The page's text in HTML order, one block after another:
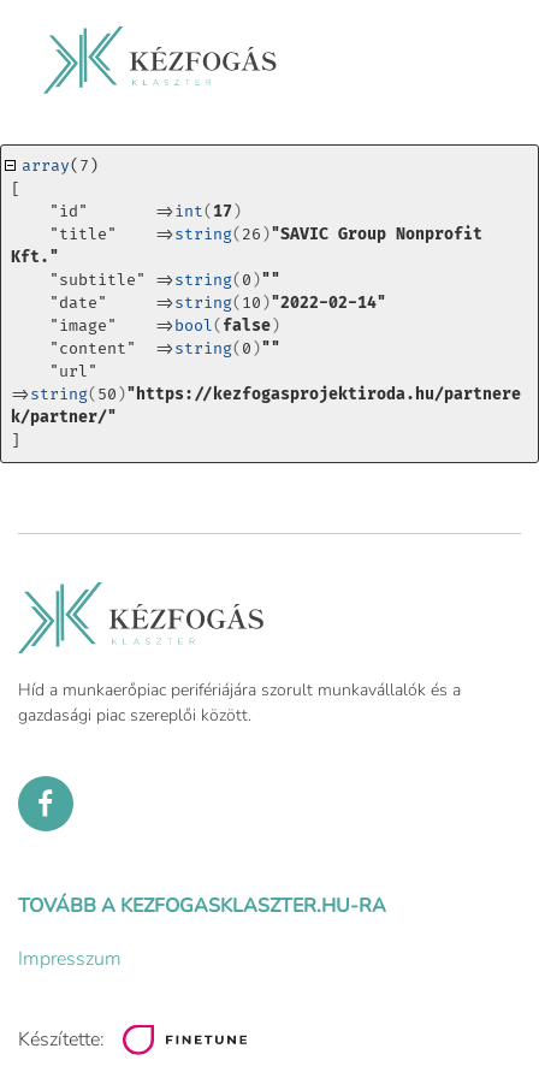
array(7)
[
    "id"       =>
int( 17 )
    "title"    =>
string( 26 )"SAVIC Group Nonprofit
Kft."
    "subtitle" =>
string( 0 )""
    "date"     =>
string( 10 )"2022-02-14"
    "image"    =>
bool( false)
    "content"  =>
string( 0 )""
=>string( 50 )"https://kezfogasprojektiroda.hu/partnere
k/partner/"
]
Híd a munkaerőpiac perifériájára szorult munkavállalók és a
gazdasági piac szereplői között.
TOVÁBB A KEZFOGASKLASZTER.HU-RA
Impresszum
Készítette: